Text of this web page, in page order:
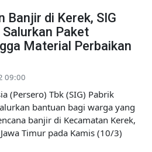
Banjir di Kerek, SIG
Salurkan Paket
Material Perbaikan
09:00
(Persero) Tbk (SIG) Pabrik
bantuan bagi warga yang
banjir di Kecamatan Kerek,
Timur pada Kamis (10/3)